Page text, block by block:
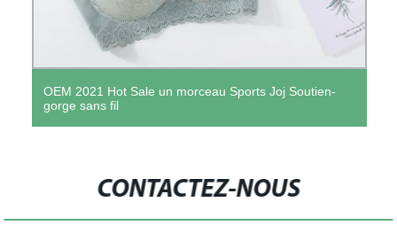
OEM 2021 Hot Sale un morceau Sports Joj Soutien-
gorge sans fil
CONTACTEZ-NOUS